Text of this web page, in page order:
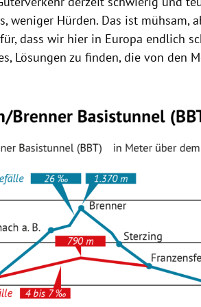
weniger Hürden. Das ist mühsam,
dass wir hier in Europa endlich
Lösungen zu finden, die von den